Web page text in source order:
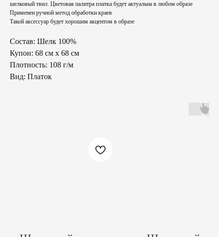
шелковый твил. Цветовая палитра платка будет актуальна в любом образе
Применен ручной метод обработки краев
Такой аксессуар будет хорошим акцентом в образе
Состав: Шелк 100%
Купон: 68 см х 68 см
Плотность: 108 г/м
Вид: Платок